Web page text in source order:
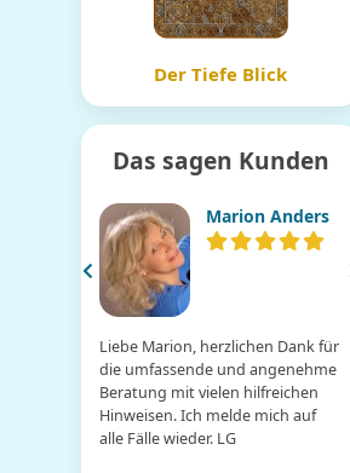
Der Tiefe Blick
Das sagen Kunden
Marion Anders
Liebe Marion, herzlichen Dank für
die umfassende und angenehme
Beratung mit vielen hilfreichen
Hinweisen. Ich melde mich auf
alle Fälle wieder. LG